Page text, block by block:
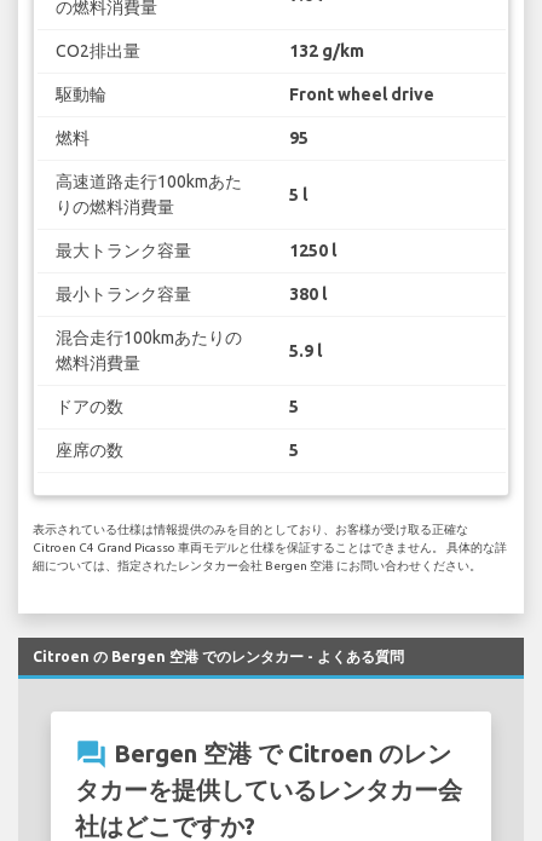
の燃料消費量
CO2排出量 132 g/km
駆動輪 Front wheel drive
燃料 95
高速道路走行100kmあた
りの燃料消費量
5 l
最大トランク容量 1250 l
最小トランク容量 380 l
混合走行100kmあたりの
燃料消費量
5.9 l
ドアの数 5
座席の数 5
表示されている仕様は情報提供のみを目的としており、お客様が受け取る正確な
Citroen C4 Grand Picasso 車両モデルと仕様を保証することはできません。 具体的な詳
細については、指定されたレンタカー会社 Bergen 空港 にお問い合わせください。
Citroen の Bergen 空港 でのレンタカー - よくある質問
question_answer Bergen 空港 で Citroen のレン
タカーを提供しているレンタカー会
社はどこですか?